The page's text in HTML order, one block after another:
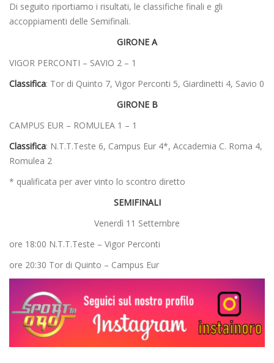
Di seguito riportiamo i risultati, le classifiche finali e gli
accoppiamenti delle Semifinali.
GIRONE A
VIGOR PERCONTI – SAVIO 2 – 1
Classifica: Tor di Quinto 7, Vigor Perconti 5, Giardinetti 4, Savio 0
GIRONE B
CAMPUS EUR – ROMULEA 1 – 1
Classifica: N.T.T.Teste 6, Campus Eur 4*, Accademia C. Roma 4,
Romulea 2
* qualificata per aver vinto lo scontro diretto
SEMIFINALI
Venerdì 11 Settembre
ore 18:00 N.T.T.Teste – Vigor Perconti
ore 20:30 Tor di Quinto – Campus Eur